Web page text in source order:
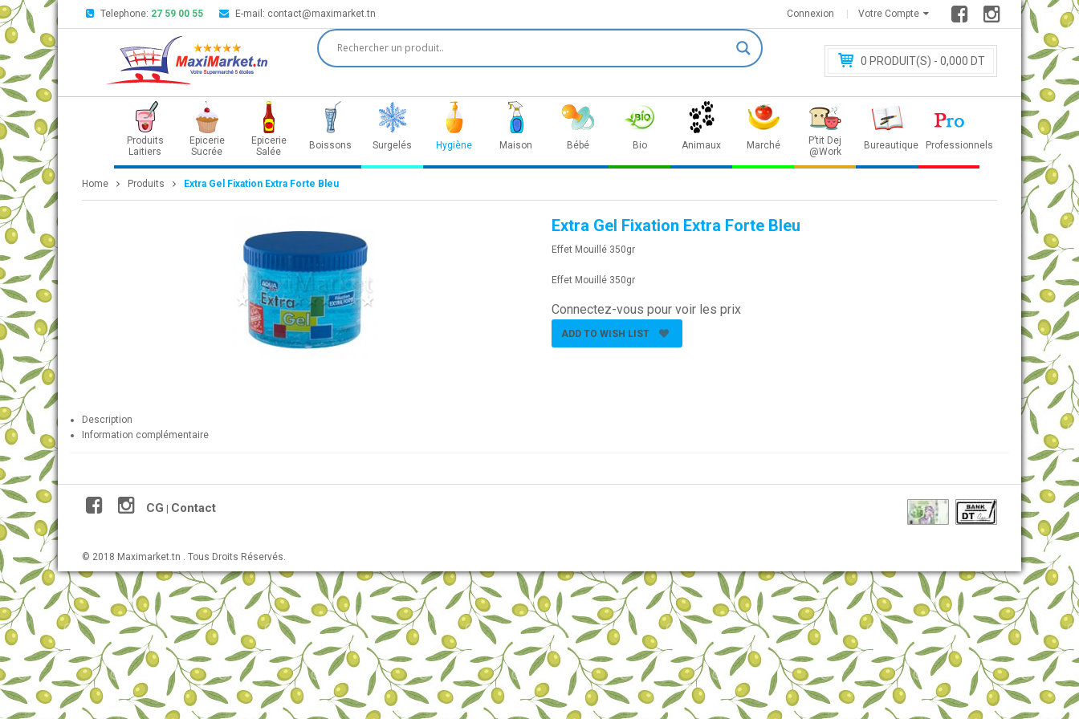
Telephone: 27 59 00 55 E-mail: contact@maximarket.tn Votre Compte
Connexion
0 PRODUIT(S) - 0,000 DT
Produits
Laitiers
Epicerie
Sucrée
Epicerie
Salée
Boissons Surgelés Hygiène Maison Bébé Bio Animaux Marché
P’tit Dej
@Work
Bureautique Professionnels
Home Produits Extra Gel Fixation Extra Forte Bleu
Extra Gel Fixation Extra Forte Bleu
Effet Mouillé 350gr
Effet Mouillé 350gr
Connectez-vous pour voir les prix
ADD TO WISH LIST
Description
Information complémentaire
CG Contact
© 2018 Maximarket.tn . Tous Droits Réservés.